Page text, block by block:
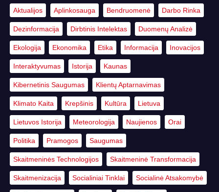
Aktualijos Aplinkosauga Bendruomenė Darbo Rinka
Dezinformacija Dirbtinis Intelektas Duomenų Analizė
Ekologija Ekonomika Etika Informacija Inovacijos
Interaktyvumas Istorija Kaunas
Kibernetinis Saugumas Klientų Aptarnavimas
Klimato Kaita Krepšinis Kultūra Lietuva
Lietuvos Istorija Meteorologija Naujienos Orai
Politika Pramogos Saugumas
Skaitmeninės Technologijos Skaitmeninė Transformacija
Skaitmenizacija Socialiniai Tinklai Socialinė Atsakomybė